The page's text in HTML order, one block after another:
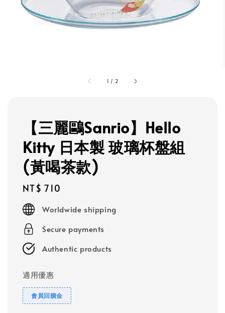
1 / 2
【三麗鷗Sanrio】Hello
Kitty 日本製 玻璃杯盤組
(黃喝茶款)
Regular
price
NT$ 710
Worldwide shipping
Secure payments
Authentic products
適用優惠
會員回饋金